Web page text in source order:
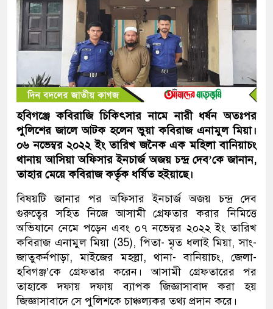
হবিগঞ্জে কবিরাজি চিকিৎসার নামে নারী ধর্ষন অতঃপর
পুলিশের জালে আটক হলেন ভুয়া কবিরাজ এনামুল মিয়া।
০৬ নভেম্বর ২০২২ ইং তারিখ জনৈক এক মহিলা বানিয়াচং
থানায় আসিয়া অফিসার ইনচার্জ অজয় চন্দ্র দেব’কে জানান,
তাহার মেয়ে কবিরাজ কর্তৃক ধর্ষিত হইয়াছে।
বিষয়টি জানার পর অফিসার ইনচার্জ অজয় চন্দ্র দেব
গুরুত্বের সহিত নিজে আসামী গ্রেফতার করার নিমিত্তে
অভিযানে নেমে পড়েন এবং ০৭ নভেম্বর ২০২২ ইং তারিখ
কবিরাজ এনামুল মিয়া (35), পিতা- মৃত ধলাই মিয়া, সাং-
জাতুকর্নপাড়া, মাইজের মহল্লা, থানা- বানিয়াচং, জেলা-
হবিগঞ্জ’কে গ্রেফতার করেন। আসামী গ্রেফতারের পর
তাহাকে দফায় দফায় ব্যাপক জিজ্ঞাসাবাদ করা হয়
জিজ্ঞাসাবাদে সে পুলিশকে চাঞ্চল্যকর তথ্য প্রদান করে।